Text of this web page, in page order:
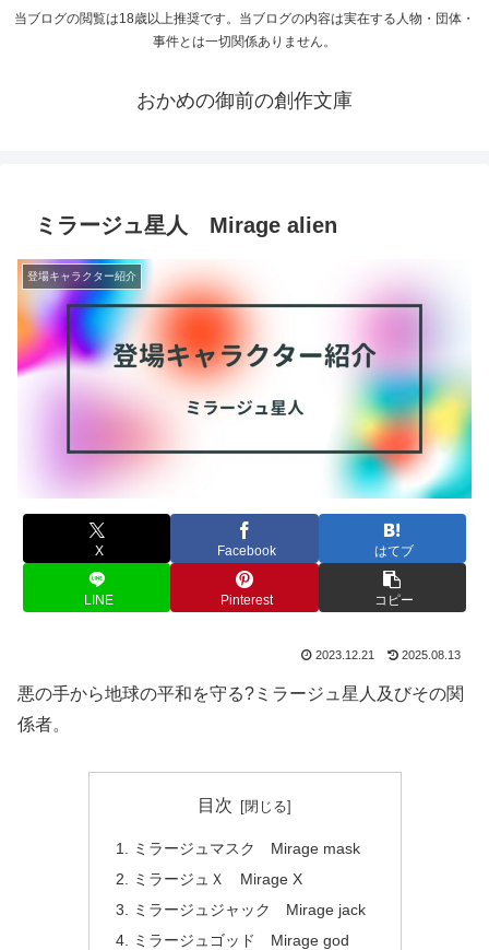
当ブログの閲覧は18歳以上推奨です。当ブログの内容は実在する人物・団体・
事件とは一切関係ありません。
おかめの御前の創作文庫
ミラージュ星人 Mirage alien
登場キャラクター紹介
X Facebook はてブ
LINE Pinterest コピー
2023.12.21 2025.08.13
悪の手から地球の平和を守る?ミラージュ星人及びその関
係者。
目次
ミラージュマスク Mirage mask
ミラージュＸ Mirage X
ミラージュジャック Mirage jack
ミラージュゴッド Mirage god